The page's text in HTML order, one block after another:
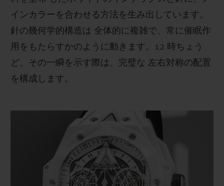
インカラーを合わせる方法を生み出しています。
針の幾何学的構造は 全体的に複雑で、常に催眠作
用をもたらすかのように動きます。12 時ちょう
ど、その一瞬を示す際は、完璧な 左右対称の配置
を構成します。